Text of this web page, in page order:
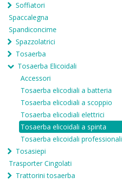
Soffiatori
Spaccalegna
Spandiconcime
Spazzolatrici
Tosaerba
Tosaerba Elicoidali
Accessori
Tosaerba elicodiali a batteria
Tosaerba elicodiali a scoppio
Tosaerba elicodiali elettrici
Tosaerba elicoidali a spinta
Tosaerba elicoidali professionali
Tosasiepi
Trasporter Cingolati
Trattorini tosaerba